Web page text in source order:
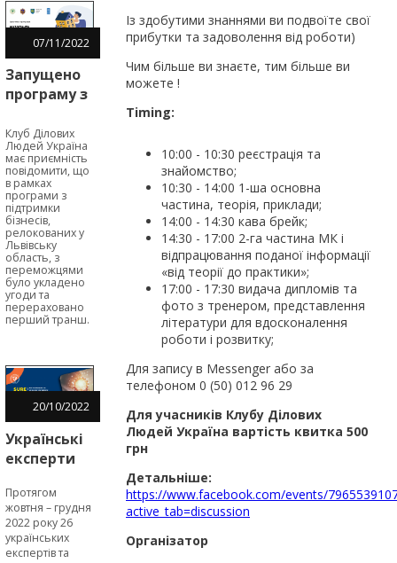
07/11/2022
Запущено
програму з
мікрогрантів
для
бізнесів,
релокованих
у Львівську
область
Клуб Ділових
Людей Україна
має приємність
повідомити, що
в рамках
програми з
підтримки
бізнесів,
релокованих у
Львівську
область, з
переможцями
було укладено
угоди та
перераховано
перший транш.
20/10/2022
Українські
експерти
допомогою
інструментів
програми
SURE
Протягом
жовтня – грудня
2022 року 26
українських
експертів та
Із здобутими знаннями ви подвоїте свої
прибутки та задоволення від роботи)
Чим більше ви знаєте, тим більше ви
можете !
Timing:
10:00 - 10:30 реєстрація та
знайомство;
10:30 - 14:00 1-ша основна
частина, теорія, приклади;
14:00 - 14:30 кава брейк;
14:30 - 17:00 2-га частина МК і
відпрацювання поданої інформації
«від теорії до практики»;
17:00 - 17:30 видача дипломів та
фото з тренером, представлення
літератури для вдосконалення
роботи і розвитку;
Для запису в Messenger або за
телефоном ‭0 (50) 012 96 29‬
Для учасників Клубу Ділових
Людей Україна вартість квитка 500
грн
Детальніше:
https://www.facebook.com/events/
active_tab=discussion
Організатор